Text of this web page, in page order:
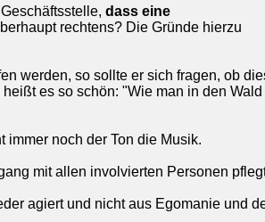
dass eine
rechtens? Die Gründe hierzu
werden, so sollte er sich fragen, ob
es so schön: "Wie man in den Wald
immer noch der Ton die Musik.
mit allen involvierten Personen
agiert und nicht aus Egomanie und